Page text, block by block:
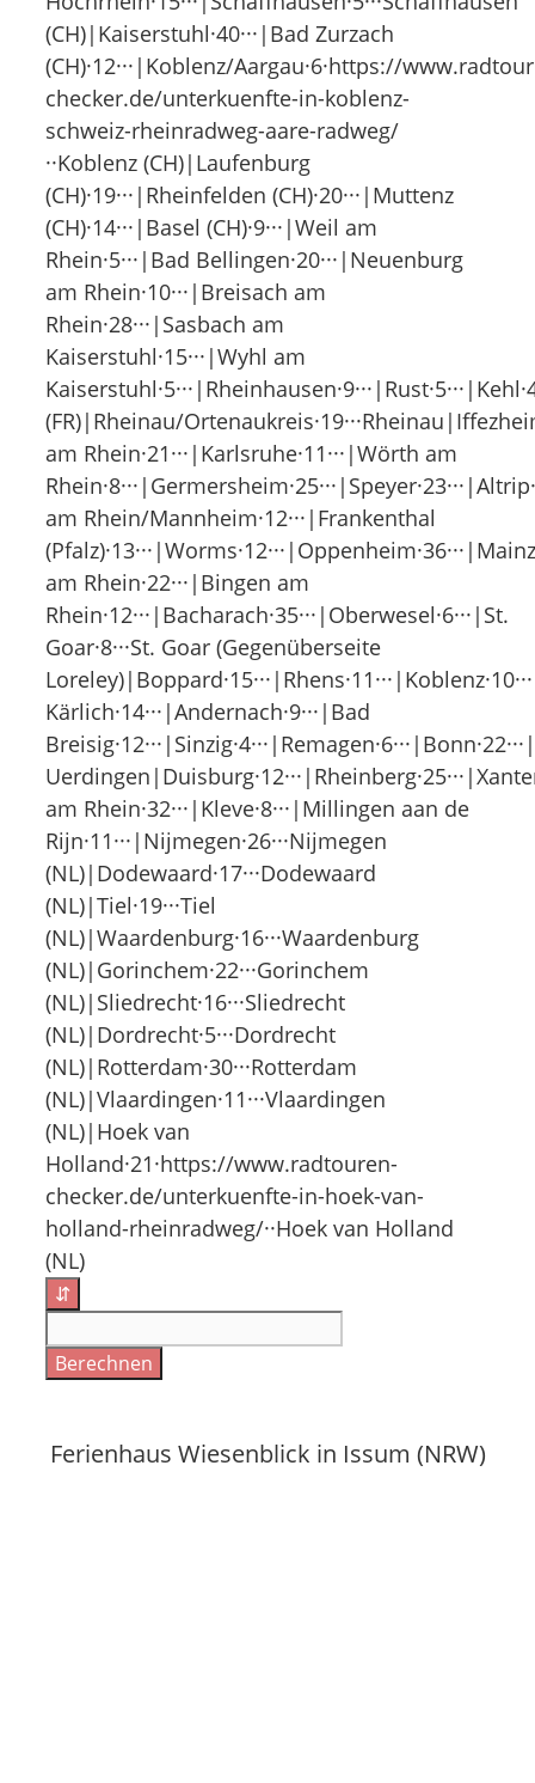
(CH)|Kaiserstuhl·40···|Bad Zurzach
(CH)·12···|Koblenz/Aargau·6·https://
checker.de/unterkuenfte-in-koblenz-
schweiz-rheinradweg-aare-radweg/
··Koblenz (CH)|Laufenburg
(CH)·19···|Rheinfelden (CH)·20···|Muttenz
(CH)·14···|Basel (CH)·9···|Weil am
Rhein·5···|Bad Bellingen·20···|Neuenburg
am Rhein·10···|Breisach am
Rhein·28···|Sasbach am
Kaiserstuhl·15···|Wyhl am
(FR)|Rheinau/
am Rhein·21···|Karlsruhe·11···|Wörth am
am Rhein/Mannheim·12···|Frankenthal
am Rhein·22···|Bingen am
Rhein·12···|Bacharach·35···|Oberwesel·6···|St.
Goar·8···St. Goar (Gegenüberseite
Kärlich·14···|Andernach·9···|Bad
am Rhein·32···|Kleve·8···|Millingen aan de
Rijn·11···|Nijmegen·26···Nijmegen
(NL)|Dodewaard·17···Dodewaard
(NL)|Tiel·19···Tiel
(NL)|Waardenburg·16···Waardenburg
(NL)|Gorinchem·22···Gorinchem
(NL)|Sliedrecht·16···Sliedrecht
(NL)|Dordrecht·5···Dordrecht
(NL)|Rotterdam·30···Rotterdam
(NL)|Vlaardingen·11···Vlaardingen
(NL)|Hoek van
Holland·21·https://www.radtouren-
checker.de/unterkuenfte-in-hoek-van-
holland-rheinradweg/··Hoek van Holland
(NL)
⇵
Berechnen
Ferienhaus Wiesenblick in Issum (NRW)